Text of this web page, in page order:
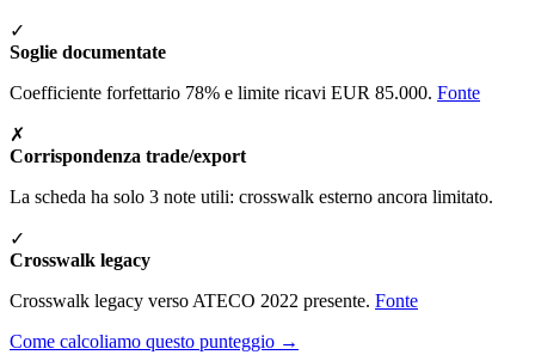
✓
Soglie documentate
Coefficiente forfettario 78% e limite ricavi EUR 85.000. Fonte
✗
Corrispondenza trade/export
La scheda ha solo 3 note utili: crosswalk esterno ancora limitato.
✓
Crosswalk legacy
Crosswalk legacy verso ATECO 2022 presente. Fonte
Come calcoliamo questo punteggio →